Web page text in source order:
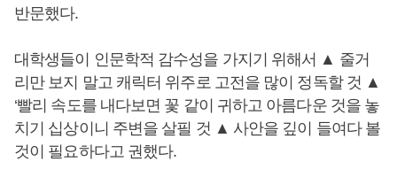
반문했다.
대학생들이 인문학적 감수성을 가지기 위해서 ▲ 줄거
리만 보지 말고 캐릭터 위주로 고전을 많이 정독할 것 ▲
‘빨리 속도를 내다보면 꽃 같이 귀하고 아름다운 것을 놓
치기 십상이니 주변을 살필 것 ▲ 사안을 깊이 들여다 볼
것이 필요하다고 권했다.